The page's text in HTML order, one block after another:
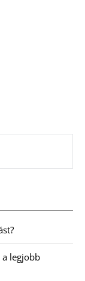
a legjobb